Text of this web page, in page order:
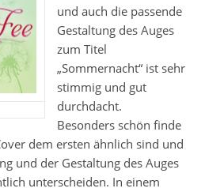
und auch die passende
Gestaltung des Auges
zum Titel
„Sommernacht“ ist sehr
stimmig und gut
durchdacht.
Besonders schön finde
dem ersten ähnlich sind und
und der Gestaltung des Auges
unterscheiden. In einem